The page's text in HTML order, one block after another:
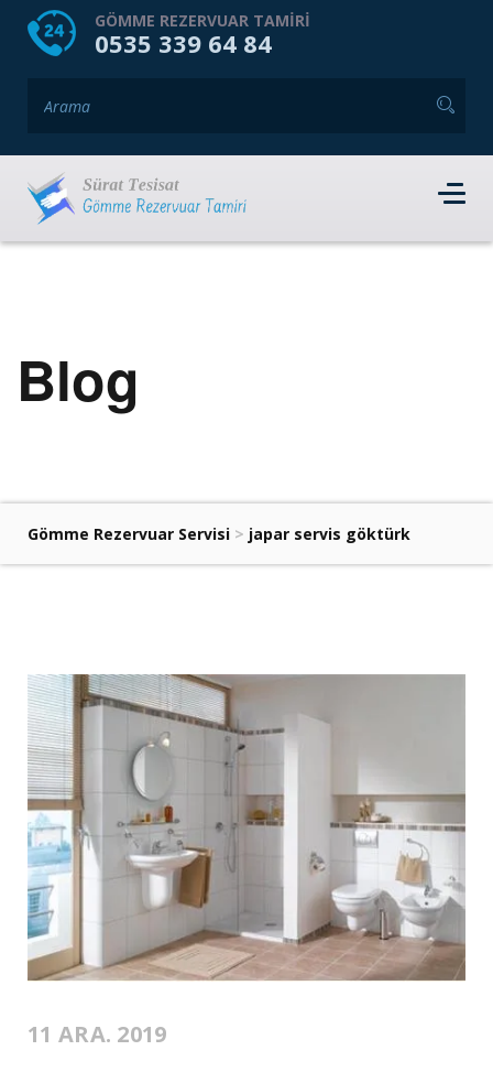
HOME HAKKIMIZDA
GÖMME REZERVUAR TAMIRI
0535 339 64 84
Blog
Gömme Rezervuar Servisi > japar servis göktürk
11 ARA. 2019